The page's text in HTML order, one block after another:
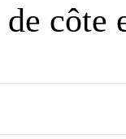
de côte